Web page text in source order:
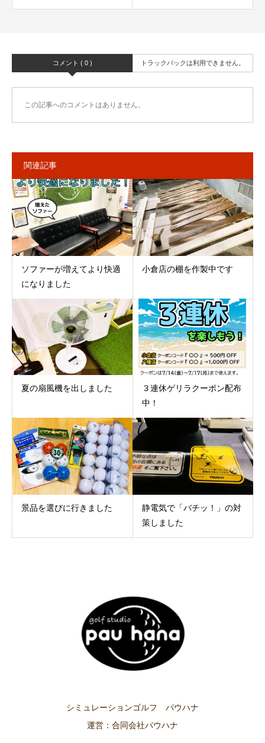
コメント ( 0 ) トラックバックは利用できません。
この記事へのコメントはありません。
関連記事
ソファーが増えてより快適
になりました
小倉店の棚を作製中です
夏の扇風機を出しました
３連休ゲリラクーポン配布
中！
景品を選びに行きました
静電気で「バチッ！」の対
策しました
シミュレーションゴルフ パウハナ
運営：合同会社パウハナ